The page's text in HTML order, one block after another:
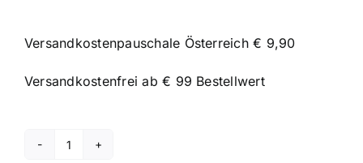
Versandkostenpauschale Österreich € 9,90
Versandkostenfrei ab € 99 Bestellwert
Eisdruckpolster